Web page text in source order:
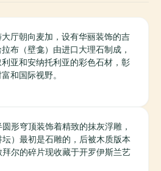
厅朝向麦加，设有华丽装饰的吉
布（壁龛）由进口大理石制成，
亚和安纳托利亚的彩色石材，彰
和国际视野。
形穹顶装饰着精致的抹灰浮雕，
）最初是石雕的，后被木质版本
尔的碎片现收藏于开罗伊斯兰艺